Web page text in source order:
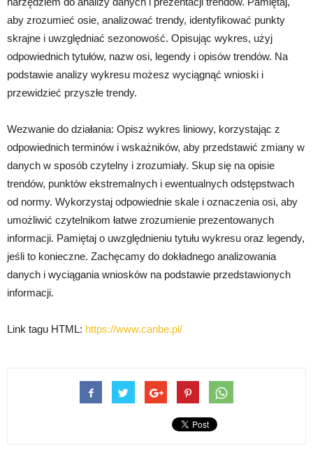
aby zrozumieć osie, analizować trendy, identyfikować punkty
skrajne i uwzględniać sezonowość. Opisując wykres, użyj
odpowiednich tytułów, nazw osi, legendy i opisów trendów. Na
podstawie analizy wykresu możesz wyciągnąć wnioski i
przewidzieć przyszłe trendy.
Wezwanie do działania: Opisz wykres liniowy, korzystając z
odpowiednich terminów i wskażników, aby przedstawić zmiany w
danych w sposób czytelny i zrozumiały. Skup się na opisie
trendów, punktów ekstremalnych i ewentualnych odstępstwach
od normy. Wykorzystaj odpowiednie skale i oznaczenia osi, aby
umożliwić czytelnikom łatwe zrozumienie prezentowanych
informacji. Pamiętaj o uwzględnieniu tytułu wykresu oraz legendy,
jeśli to konieczne. Zachęcamy do dokładnego analizowania
danych i wyciągania wniosków na podstawie przedstawionych
informacji.
Link tagu HTML: https://www.canbe.pl/